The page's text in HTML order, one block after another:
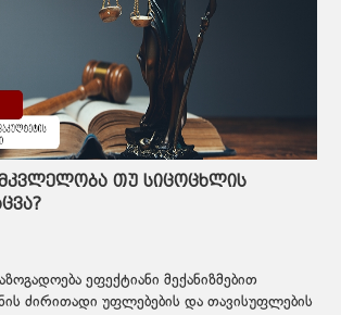
თუ სიცოცხლის
ეფექტიანი მექანიზმებით
ძირითადი უფლებების და თავისუფლების